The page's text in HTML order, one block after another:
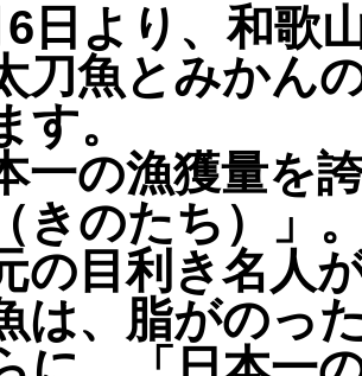
日より、和歌
刀魚とみかん
す。
一の漁獲量を
きのたち）」
の目利き名人
は、脂がのっ